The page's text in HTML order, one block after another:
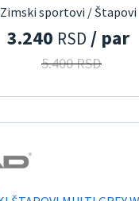
Zimski sportovi / Štapovi
3.240 RSD / par
5.400 RSD